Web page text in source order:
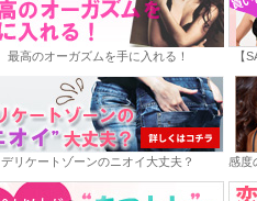
最高のオーガズムを手に入れる！ 【
デリケートゾーンのニオイ大丈夫？ 感度